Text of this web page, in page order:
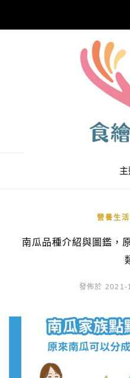
營養生活
南瓜品種介紹與圖鑑，
發佈於 2021-